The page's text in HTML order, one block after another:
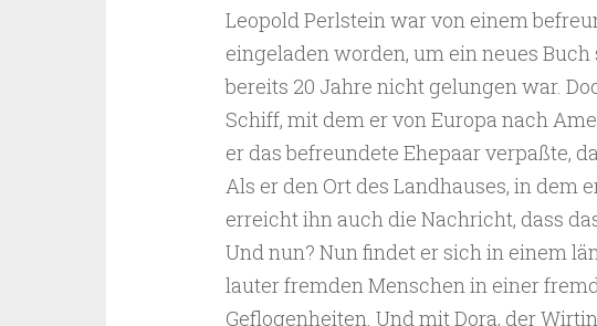
Leopold Perlstein war von einem
eingeladen worden, um ein neues
bereits 20 Jahre nicht gelungen war.
Schiff, mit dem er von Europa nach
er das befreundete Ehepaar verpaßte,
Als er den Ort des Landhauses, in dem
erreicht ihn auch die Nachricht, dass
Und nun? Nun findet er sich in einem
lauter fremden Menschen in einer
Geflogenheiten. Und mit Dora, der